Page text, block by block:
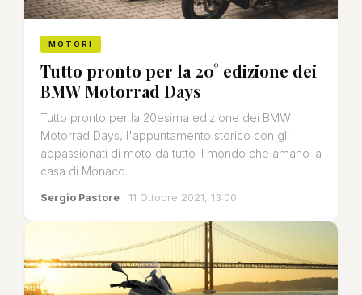
MOTORI
Tutto pronto per la 20° edizione dei
BMW Motorrad Days
Tutto pronto per la 20esima edizione dei BMW
Motorrad Days, l'appuntamento storico con gli
appassionati di moto da tutto il mondo che amano la
casa di Monaco.
Sergio Pastore · 11 Ottobre 2021, 13:00